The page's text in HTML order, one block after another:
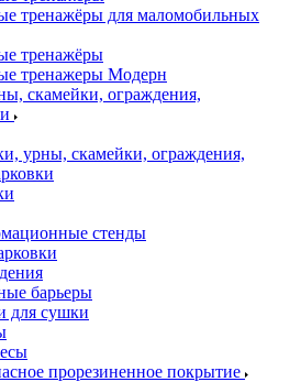
тренажёры для маломобильных
тренажёры
тренажеры Модерн
скамейки, ограждения,
урны, скамейки, ограждения,
стенды
барьеры
для сушки
прорезиненное покрытие